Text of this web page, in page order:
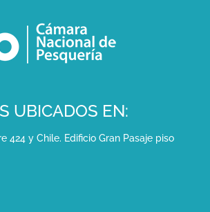
UBICADOS EN:
424 y Chile. Edificio Gran Pasaje piso